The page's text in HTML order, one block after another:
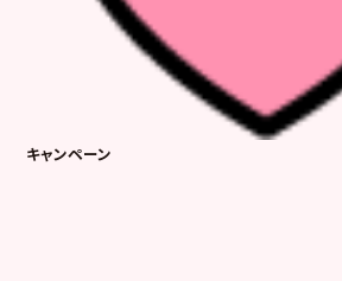
キャンペーン